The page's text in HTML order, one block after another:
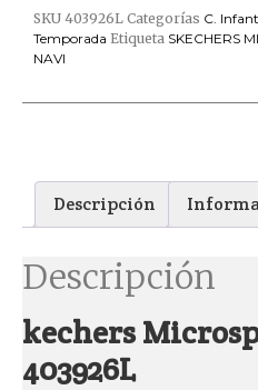
SKU 403926L Categorías C.
Temporada Etiqueta SKECHERS
NAVI
Descripción
Descripción
kechers
403926L